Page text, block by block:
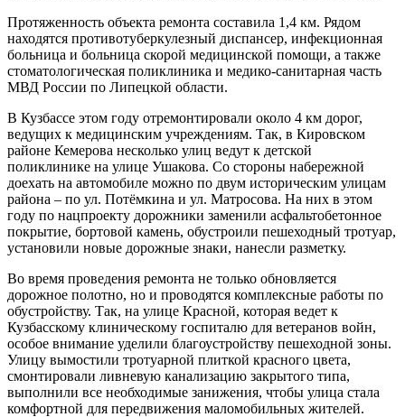
Протяженность объекта ремонта составила 1,4 км. Рядом
находятся противотуберкулезный диспансер, инфекционная
больница и больница скорой медицинской помощи, а также
стоматологическая поликлиника и медико-санитарная часть
МВД России по Липецкой области.
В Кузбассе этом году отремонтировали около 4 км дорог,
ведущих к медицинским учреждениям. Так, в Кировском
районе Кемерова несколько улиц ведут к детской
поликлинике на улице Ушакова. Со стороны набережной
доехать на автомобиле можно по двум историческим улицам
района – по ул. Потёмкина и ул. Матросова. На них в этом
году по нацпроекту дорожники заменили асфальтобетонное
покрытие, бортовой камень, обустроили пешеходный тротуар,
установили новые дорожные знаки, нанесли разметку.
Во время проведения ремонта не только обновляется
дорожное полотно, но и проводятся комплексные работы по
обустройству. Так, на улице Красной, которая ведет к
Кузбасскому клиническому госпиталю для ветеранов войн,
особое внимание уделили благоустройству пешеходной зоны.
Улицу вымостили тротуарной плиткой красного цвета,
смонтировали ливневую канализацию закрытого типа,
выполнили все необходимые занижения, чтобы улица стала
комфортной для передвижения маломобильных жителей.